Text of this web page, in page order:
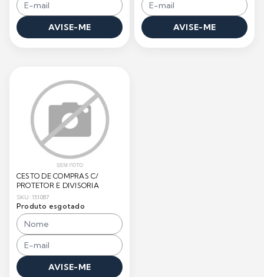
AVISE-ME AVISE-ME
CESTO DE COMPRAS C/
PROTETOR E DIVISORIA
SKU: 151087
Produto esgotado
AVISE-ME